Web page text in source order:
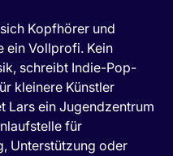
Kopfhörer und
ein Vollprofi. Kein
schreibt Indie-Pop-
kleinere Künstler
Lars ein Jugendzentrum
für
Unterstützung oder